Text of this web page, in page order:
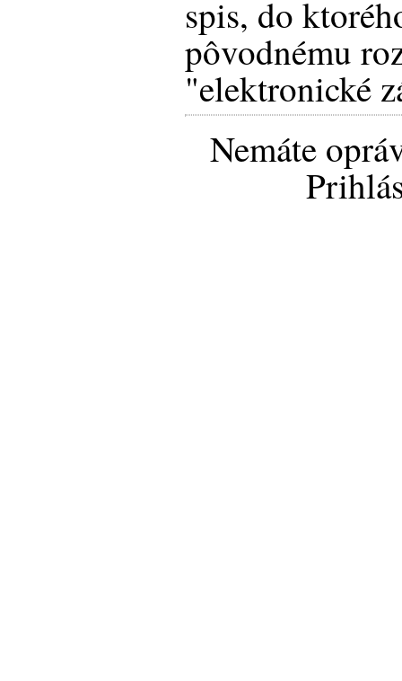
spis, do
pôvodnému
"elektronické
Nemáte